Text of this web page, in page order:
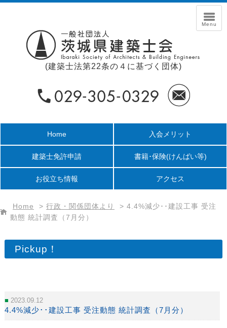
(建築士法第22条の４に基づく団体)
Home 入会メリット
建築士免許申請 書籍･保険(けんばい等)
お役立ち情報 アクセス
Home > 行政・関係団体より > 4.4%減少･･建設工事 受注
動態 統計調査（7月分）
Pickup！
2023.09.12
4.4%減少･･建設工事 受注動態 統計調査（7月分）